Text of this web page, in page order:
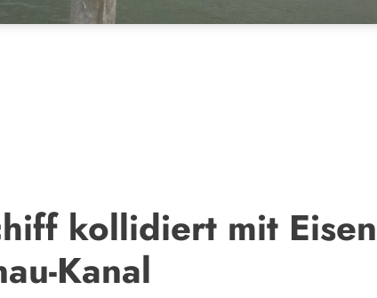
kollidiert mit
Kanal